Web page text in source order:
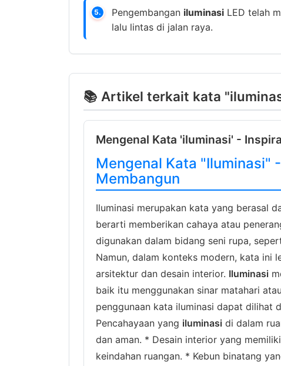
5. Pengembangan iluminasi LED telah
lalu lintas di jalan raya.
📚 Artikel terkait kata
Mengenal Kata 'iluminasi' -
Mengenal Kata "Iluminasi"
Membangun
Iluminasi merupakan kata yang berasal
berarti memberikan cahaya atau
digunakan dalam bidang seni rupa,
Namun, dalam konteks modern, kata ini
arsitektur dan desain interior. Iluminasi
baik itu menggunakan sinar matahari
penggunaan kata iluminasi dapat dilihat
Pencahayaan yang iluminasi di dalam
dan aman. * Desain interior yang memiliki
keindahan ruangan. * Kebun binatang